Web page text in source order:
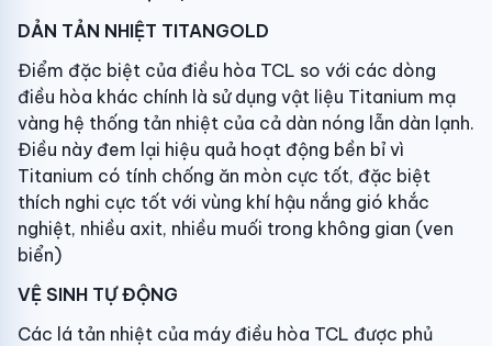
DẢN TẢN NHIỆT TITANGOLD
Điểm đặc biệt của điều hòa TCL so với các dòng
điều hòa khác chính là sử dụng vật liệu Titanium mạ
vàng hệ thống tản nhiệt của cả dàn nóng lẫn dàn lạnh.
Điều này đem lại hiệu quả hoạt động bền bỉ vì
Titanium có tính chống ăn mòn cực tốt, đặc biệt
thích nghi cực tốt với vùng khí hậu nắng gió khắc
nghiệt, nhiều axit, nhiều muối trong không gian (ven
biển)
VỆ SINH TỰ ĐỘNG
Các lá tản nhiệt của máy điều hòa TCL được phủ